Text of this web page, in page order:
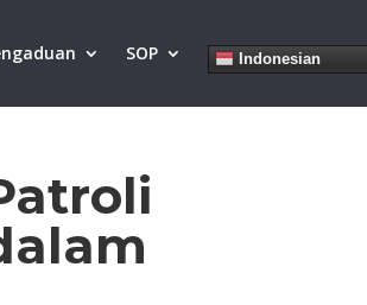
SOP Indonesian